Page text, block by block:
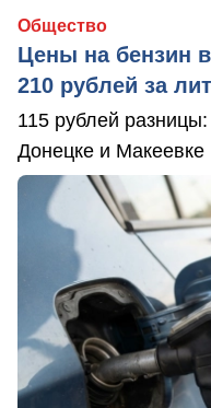
Общество
Цены на бензин
210 рублей за
115 рублей разницы:
Донецке и Макеевке